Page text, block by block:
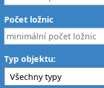
Počet ložnic
Typ objektu: